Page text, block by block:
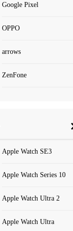
Google Pixel
OPPO
arrows
ZenFone
Apple Watch SE3
Apple Watch Series 10
Apple Watch Ultra 2
Apple Watch Ultra